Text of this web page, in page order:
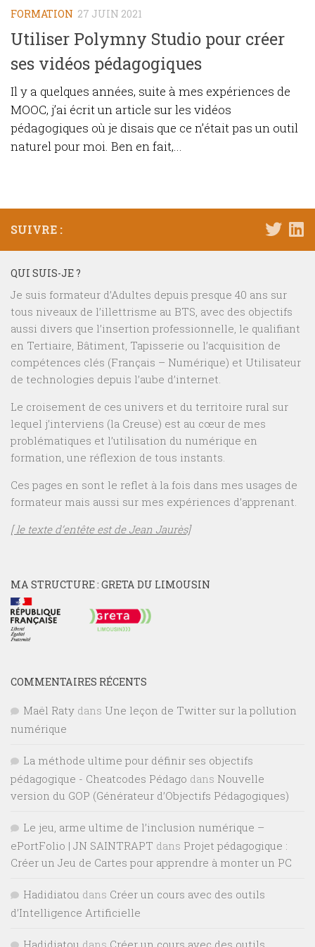
FORMATION 27 JUIN 2021
Utiliser Polymny Studio pour créer
ses vidéos pédagogiques
Il y a quelques années, suite à mes expériences de
MOOC, j’ai écrit un article sur les vidéos
pédagogiques où je disais que ce n’était pas un outil
naturel pour moi. Ben en fait,...
SUIVRE :
QUI SUIS-JE ?
Je suis formateur d’Adultes depuis presque 40 ans sur
tous niveaux de l’illettrisme au BTS, avec des objectifs
aussi divers que l’insertion professionnelle, le qualifiant
en Tertiaire, Bâtiment, Tapisserie ou l’acquisition de
compétences clés (Français – Numérique) et Utilisateur
de technologies depuis l’aube d’internet.
Le croisement de ces univers et du territoire rural sur
lequel j’interviens (la Creuse) est au cœur de mes
problématiques et l’utilisation du numérique en
formation, une réflexion de tous instants.
Ces pages en sont le reflet à la fois dans mes usages de
formateur mais aussi sur mes expériences d’apprenant.
[ le texte d’entête est de Jean Jaurès]
MA STRUCTURE : GRETA DU LIMOUSIN
COMMENTAIRES RÉCENTS
Maël Raty dans Une leçon de Twitter sur la pollution
numérique
La méthode ultime pour définir ses objectifs
pédagogique - Cheatcodes Pédago dans Nouvelle
version du GOP (Générateur d’Objectifs Pédagogiques)
Le jeu, arme ultime de l’inclusion numérique –
ePortFolio | JN SAINTRAPT dans Projet pédagogique :
Créer un Jeu de Cartes pour apprendre à monter un PC
Hadidiatou dans Créer un cours avec des outils
d’Intelligence Artificielle